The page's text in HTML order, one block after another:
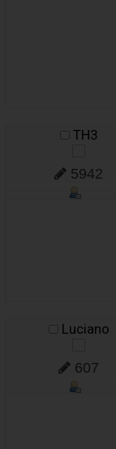
TH3
5942
Luciano
607